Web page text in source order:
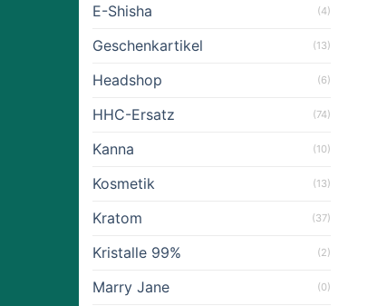
E-Shisha (4)
Geschenkartikel (13)
Headshop (6)
HHC-Ersatz (74)
Kanna (10)
Kosmetik (13)
Kratom (37)
Kristalle 99% (2)
Marry Jane (0)